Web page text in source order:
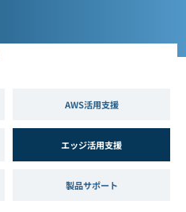
AWS活用支援
エッジ活用支援
製品サポート